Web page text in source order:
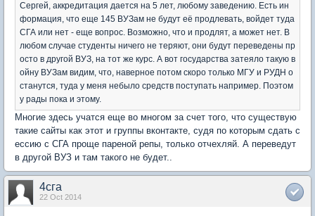
Сергей, аккредитация дается на 5 лет, любому заведению. Есть ин
формация, что еще 145 ВУЗам не будут её продлевать, войдет туда
СГА или нет - еще вопрос. Возможно, что и продлят, а может нет. В
любом случае студенты ничего не теряют, они будут переведены пр
осто в другой ВУЗ, на тот же курс. А вот государства затеяло такую в
ойну ВУЗам видим, что, наверное потом скоро только МГУ и РУДН о
станутся, туда у меня небыло средств поступать например. Поэтом
у рады пока и этому.
Многие здесь учатся еще во многом за счет того, что существую
такие сайты как этот и группы вконтакте, судя по которым сдать с
ессию с СГА проще пареной репы, только отчехляй. А переведут
в другой ВУЗ и там такого не будет..
4сга
22 Oct 2014